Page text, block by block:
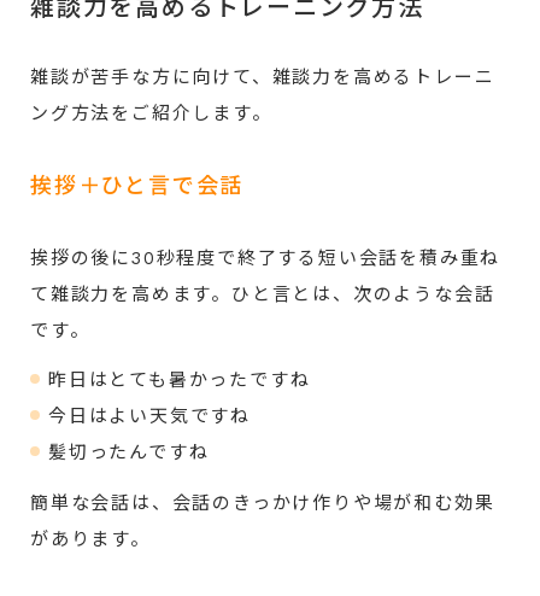
雑談力を高めるトレーニング方法
雑談が苦手な方に向けて、雑談力を高めるトレーニ
ング方法をご紹介します。
挨拶＋ひと言で会話
挨拶の後に30秒程度で終了する短い会話を積み重ね
て雑談力を高めます。ひと言とは、次のような会話
です。
昨日はとても暑かったですね
今日はよい天気ですね
髪切ったんですね
簡単な会話は、会話のきっかけ作りや場が和む効果
があります。